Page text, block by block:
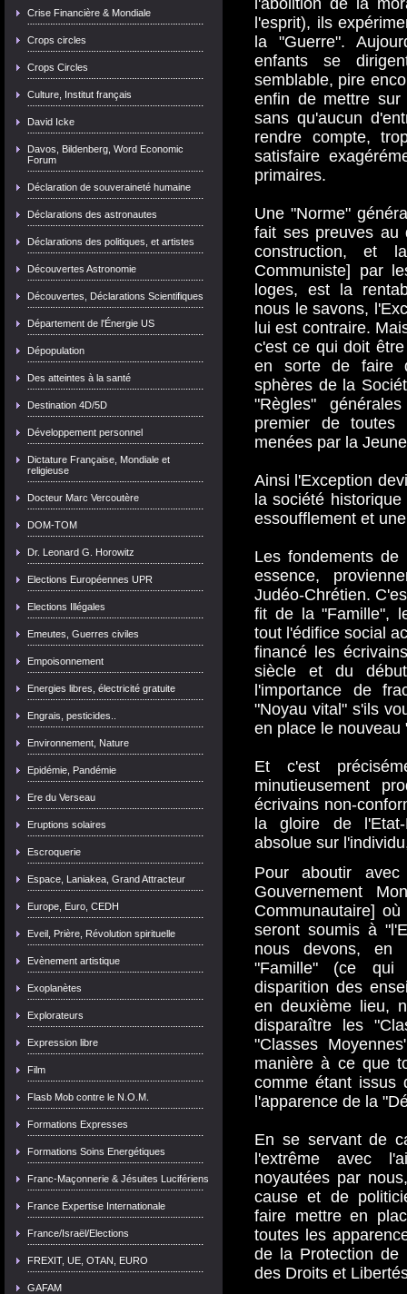
Crise Financière & Mondiale
Crops circles
Crops Circles
Culture, Institut français
David Icke
Davos, Bildenberg, Word Economic
Forum
Déclaration de souveraineté humaine
Déclarations des astronautes
Déclarations des politiques, et artistes
Découvertes Astronomie
Découvertes, Déclarations Scientifiques
Département de l'Énergie US
Dépopulation
Des atteintes à la santé
Destination 4D/5D
Développement personnel
Dictature Française, Mondiale et
religieuse
Docteur Marc Vercoutère
DOM-TOM
Dr. Leonard G. Horowitz
Elections Européennes UPR
Elections Illégales
Emeutes, Guerres civiles
Empoisonnement
Energies libres, électricité gratuite
Engrais, pesticides..
Environnement, Nature
Epidémie, Pandémie
Ere du Verseau
Eruptions solaires
Escroquerie
Espace, Laniakea, Grand Attracteur
Europe, Euro, CEDH
Eveil, Prière, Révolution spirituelle
Evènement artistique
Exoplanètes
Explorateurs
Expression libre
Film
Flasb Mob contre le N.O.M.
Formations Expresses
Formations Soins Energétiques
Franc-Maçonnerie & Jésuites Lucifériens
France Expertise Internationale
France/Israël/Elections
FREXIT, UE, OTAN, EURO
GAFAM
l'abolition de la
l'esprit), ils
la "Guerre".
enfants se
semblable, pire
enfin de mettre sur
sans qu'aucun
rendre compte,
satisfaire
primaires.
Une "Norme"
fait ses preuves au
construction, et
Communiste] par
loges, est la
nous le savons,
lui est contraire.
c'est ce qui doit
en sorte de faire
sphères de la
"Règles"
premier de toutes
menées par la
Ainsi l'Exception
la société
essoufflement et
Les fondements
essence,
Judéo-Chrétien.
fit de la "Famille",
tout l'édifice social
financé les
siècle et du
l'importance de
"Noyau vital" s'ils
en place le nouveau
Et c'est
minutieusement
écrivains non-
la gloire de
absolue sur
Pour aboutir
Gouvernement
Communautaire]
seront soumis à
nous devons, en
"Famille" (ce qui
disparition des
en deuxième lieu,
disparaître les
"Classes
manière à ce que
comme étant issus
l'apparence de la
En se servant de
l'extrême avec
noyautées par
cause et de
faire mettre en
toutes les
de la Protection de
des Droits et